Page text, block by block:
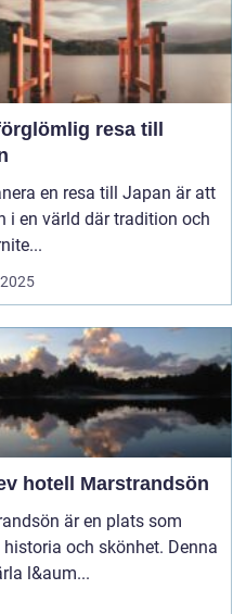
resa till
en resa till Japan är att
i en värld där tradition och
hotell Marstrandsön
är en plats som
och skönhet. Denna
l&aum...